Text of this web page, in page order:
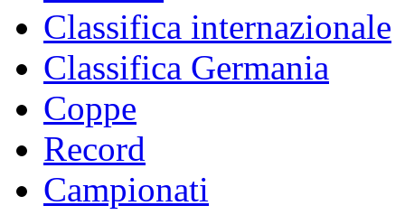
Classifica internazionale
Classifica Germania
Coppe
Record
Campionati